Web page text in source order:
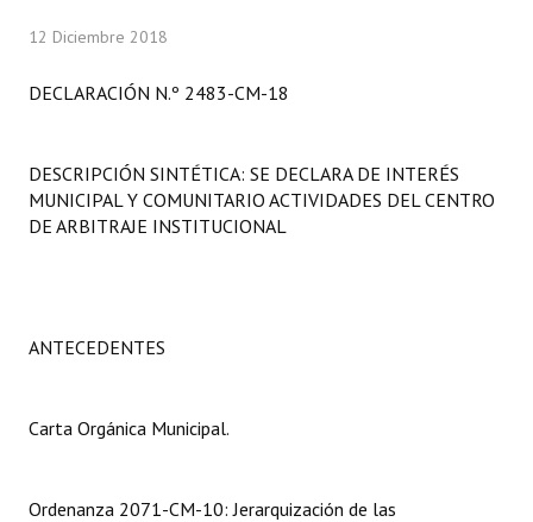
Comisiones Especiales
Programas
Constitución Provincial
Digesto
12 Diciembre 2018
DECLARACIÓN N.º 2483-CM-18
DESCRIPCIÓN SINTÉTICA: SE DECLARA DE INTERÉS
MUNICIPAL Y COMUNITARIO ACTIVIDADES DEL CENTRO
DE ARBITRAJE INSTITUCIONAL
ANTECEDENTES
Carta Orgánica Municipal.
Ordenanza 2071-CM-10: Jerarquización de las